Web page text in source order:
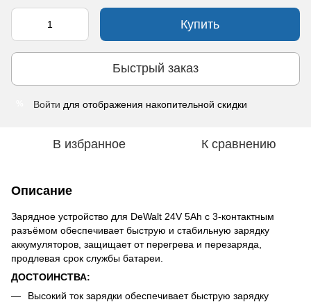
Купить
Быстрый заказ
Войти для отображения накопительной скидки
В избранное К сравнению
Описание
Зарядное устройство для DeWalt 24V 5Ah с 3-контактным
разъёмом обеспечивает быструю и стабильную зарядку
аккумуляторов, защищает от перегрева и перезаряда,
продлевая срок службы батареи.
ДОСТОИНСТВА:
Высокий ток зарядки обеспечивает быструю зарядку